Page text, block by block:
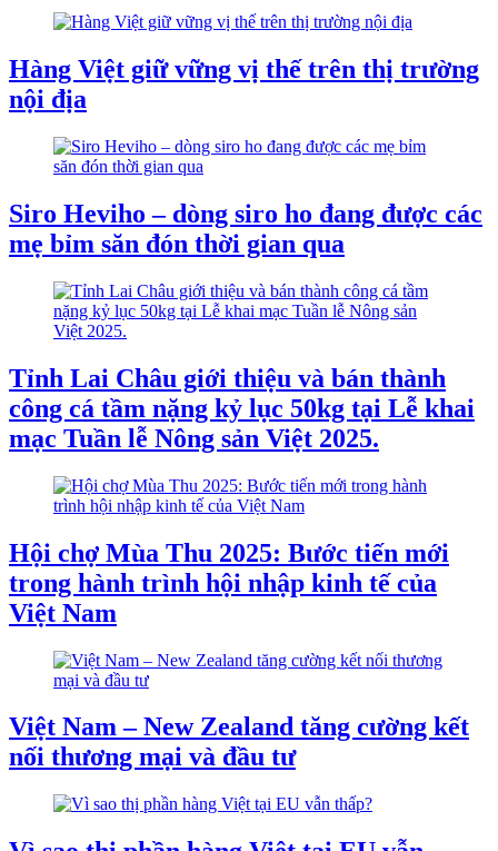
Hàng Việt giữ vững vị thế trên thị trường
nội địa
Siro Heviho – dòng siro ho đang được các
mẹ bỉm săn đón thời gian qua
Tỉnh Lai Châu giới thiệu và bán thành
công cá tầm nặng kỷ lục 50kg tại Lễ khai
mạc Tuần lễ Nông sản Việt 2025.
Hội chợ Mùa Thu 2025: Bước tiến mới
trong hành trình hội nhập kinh tế của
Việt Nam
Việt Nam – New Zealand tăng cường kết
nối thương mại và đầu tư